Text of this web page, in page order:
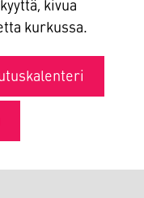
kivua
kurkussa.